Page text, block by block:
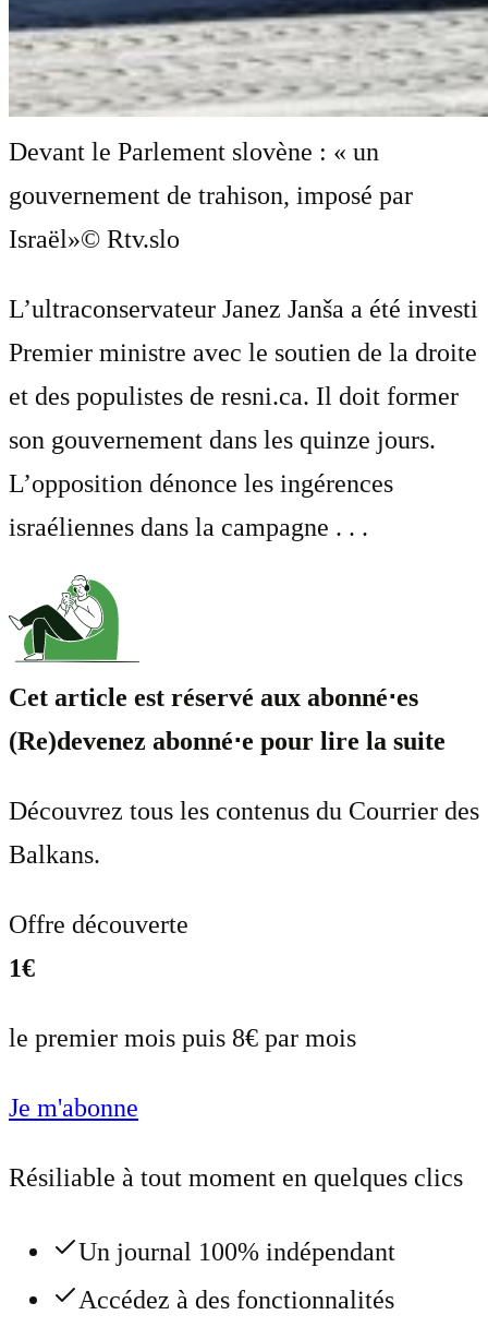
Devant le Parlement slovène : « un
gouvernement de trahison, imposé par
Israël»© Rtv.slo
L’ultraconservateur Janez Janša a été investi
Premier ministre avec le soutien de la droite
et des populistes de resni.ca. Il doit former
son gouvernement dans les quinze jours.
L’opposition dénonce les ingérences
israéliennes dans la campagne . . .
Cet article est réservé aux abonné⋅es
(Re)devenez abonné⋅e pour lire la suite
Découvrez tous les contenus du Courrier des
Balkans.
Offre découverte
1€
le premier mois puis 8€ par mois
Je m'abonne
Résiliable à tout moment en quelques clics
Un journal 100% indépendant
Accédez à des fonctionnalités